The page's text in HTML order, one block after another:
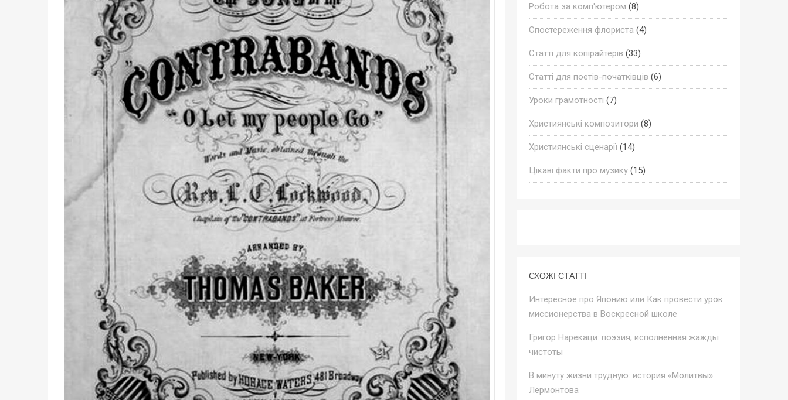
Робота за комп'ютером (8)
Спостереження флориста (4)
Статті для копірайтерів (33)
Статті для поетів-початківців (6)
Уроки грамотності (7)
Християнські композитори (8)
Християнські сценарії(14)
Цікаві факти про музику(15)
СХОЖІ СТАТТІ
Интересное про Японию или Как провести урок
миссионерства в Воскресной школе
Григор Нарекаци: поэзия, исполненная жажды
чистоты
В минуту жизни трудную: история «Молитвы»
Лермонтова